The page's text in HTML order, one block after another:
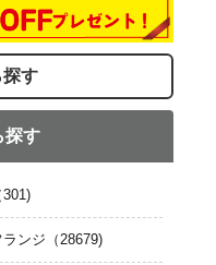
探す
探す
301)
ンジ （28679)